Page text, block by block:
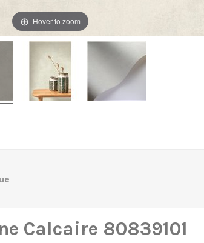
Hover to zoom
Calcaire 80839101